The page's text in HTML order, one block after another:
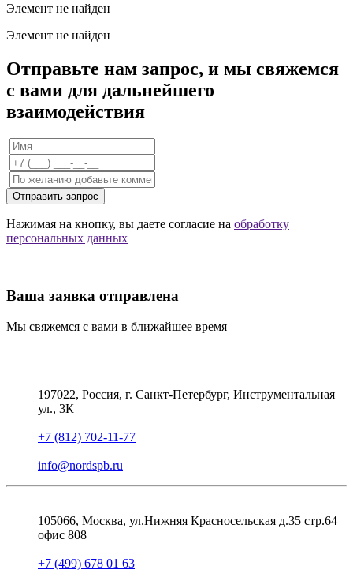
Элемент не найден
Элемент не найден
Отправьте нам запрос, и мы свяжемся
с вами для дальнейшего
взаимодействия
Отправить запрос
Нажимая на кнопку, вы даете согласие на обработку
персональных данных
Ваша заявка отправлена
Мы свяжемся с вами в ближайшее время
197022, Россия, г. Санкт-Петербург, Инструментальная
ул., 3К
+7 (812) 702-11-77
info@nordspb.ru
105066, Москва, ул.Нижняя Красносельская д.35 стр.64
офис 808
+7 (499) 678 01 63